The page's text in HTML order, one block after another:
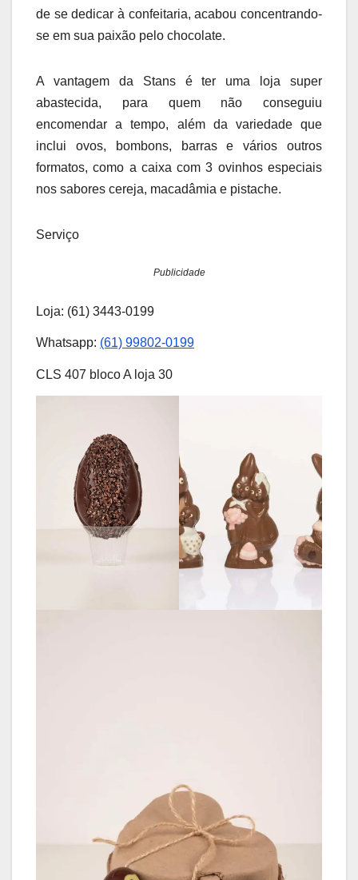
de se dedicar à confeitaria, acabou concentrando-
se em sua paixão pelo chocolate.
A vantagem da Stans é ter uma loja super
abastecida, para quem não conseguiu
encomendar a tempo, além da variedade que
inclui ovos, bombons, barras e vários outros
formatos, como a caixa com 3 ovinhos especiais
nos sabores cereja, macadâmia e pistache.
Serviço
Publicidade
Loja: (61) 3443-0199
Whatsapp: (61) 99802-0199
​CLS 407 bloco A loja 30